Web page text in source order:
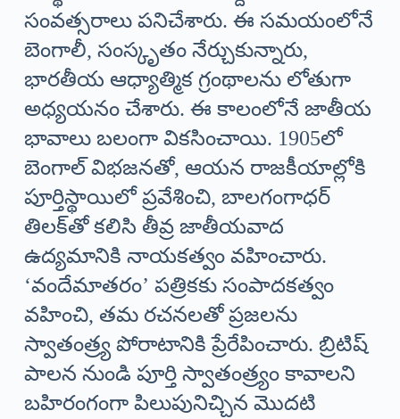
సంవత్సరాలు పనిచేశారు. ఈ సమయంలోనే
బెంగాలీ, సంస్కృతం నేర్చుకున్నారు,
భారతీయ ఆధ్యాత్మిక గ్రంథాలను లోతుగా
అధ్యయనం చేశారు. ఈ కాలంలోనే జాతీయ
భావాలు బలంగా వికసించాయి. 1905లో
బెంగాల్ విభజనతో, ఆయన రాజకీయాల్లోకి
పూర్తిస్థాయిలో ప్రవేశించి, బాలగంగాధర్
తిలక్‌తో కలిసి తీవ్ర జాతీయవాద
ఉద్యమానికి నాయకత్వం వహించారు.
‘వందేమాతరం’ పత్రికకు సంపాదకత్వం
వహించి, తమ రచనలతో ప్రజలను
స్వాతంత్ర్య పోరాటానికి ప్రేరేపించారు. బ్రిటిష్
పాలన నుండి పూర్తి స్వాతంత్ర్యం కావాలని
బహిరంగంగా పిలుపునిచ్చిన మొదటి